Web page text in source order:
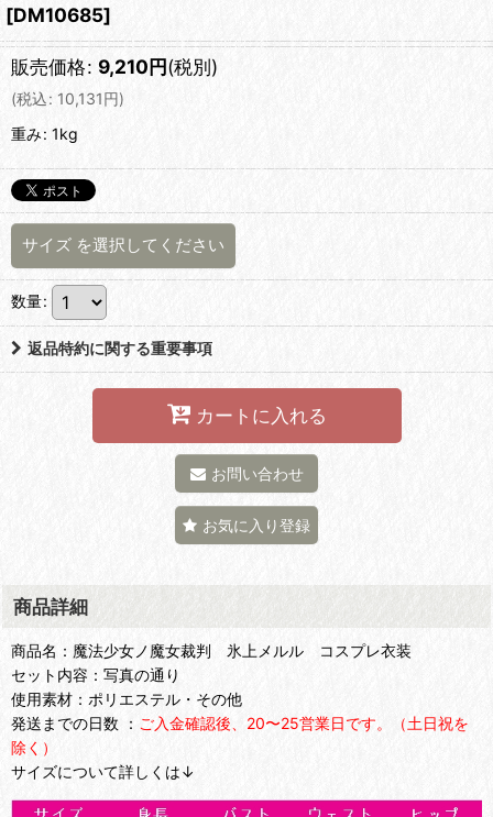
[DM10685]
販売価格: 9,210円(税別)
(税込: 10,131円)
重み: 1kg
サイズ を選択してください
数量:
返品特約に関する重要事項
カートに入れる
お問い合わせ
お気に入り登録
商品詳細
商品名：魔法少女ノ魔女裁判 氷上メルル コスプレ衣装
セット内容：写真の通り
使用素材：ポリエステル・その他
発送までの日数 ： ご入金確認後、20〜25営業日です。（土日祝を
除く）
サイズについて詳しくは↓